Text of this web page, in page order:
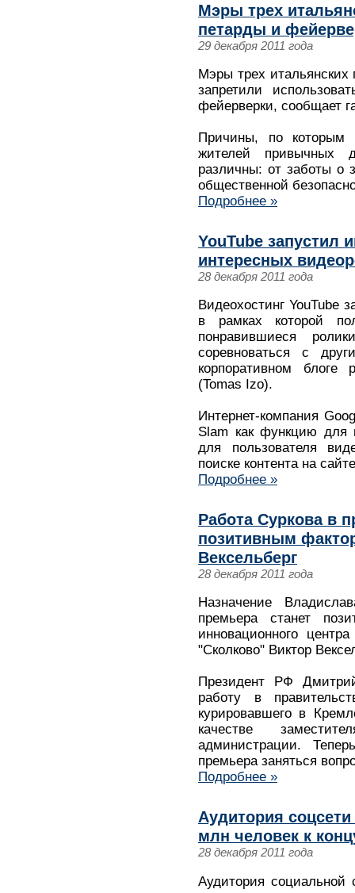
Мэры трех
петарды и
29 декабря 2011 года
Мэры трех
запретили
фейерверки, сообщает
Причины, по которым
жителей привычных
различны: от заботы о
общественной
Подробнее »
YouTube запустил
интересных
28 декабря 2011 года
Видеохостинг YouTube
в рамках которой
понравившиеся
соревноваться с
корпоративном блоге
(Tomas Izo).
Интернет-компания
Slam как функцию для
для пользователя
поиске контента на сайте
Подробнее »
Работа Суркова в
позитивным
Вексельберг
28 декабря 2011 года
Назначение
премьера станет
инновационного
"Сколково" Виктор
Президент РФ
работу в
курировавшего в
качестве
администрации.
премьера заняться
Подробнее »
Аудитория
млн человек к
28 декабря 2011 года
Аудитория социальной